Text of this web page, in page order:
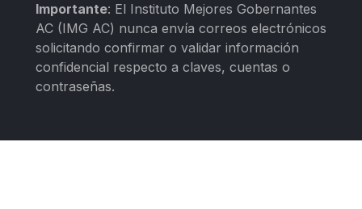
Importante: El Instituto Mejores Gobernantes
AC (IMG AC) nunca envía correos electrónicos
solicitando confirmar o validar información
confidencial respecto a claves, cuentas o
contraseñas.